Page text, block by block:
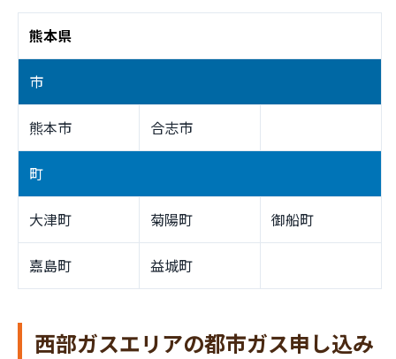
熊本県
市
熊本市 合志市
町
大津町 菊陽町 御船町
嘉島町 益城町
西部ガスエリアの都市ガス申し込み